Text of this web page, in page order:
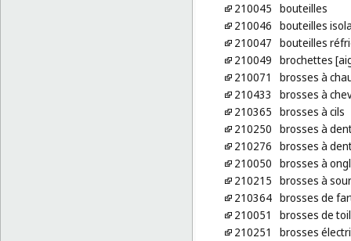
210045 bouteilles
210046 bouteilles
210047 bouteilles
210049 brochettes
210071
brosses à
210433
brosses à
210365 brosses à cils
210250 brosses à
210276 brosses à
210050 brosses à
210215 brosses à
210364 brosses de
210051
brosses de
210251
brosses